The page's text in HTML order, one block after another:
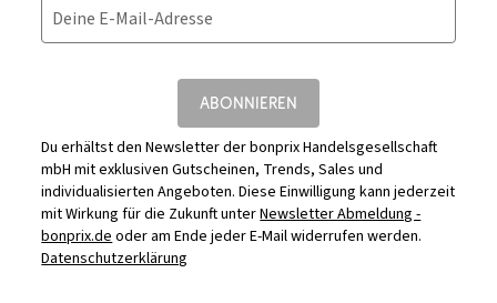
Deine E-Mail-Adresse
ABONNIEREN
Du erhältst den Newsletter der bonprix Handelsgesellschaft
mbH mit exklusiven Gutscheinen, Trends, Sales und
individualisierten Angeboten. Diese Einwilligung kann jederzeit
mit Wirkung für die Zukunft unterNewsletter Abmeldung -
bonprix.deoder am Ende jeder E-Mail widerrufen werden.
Datenschutzerklärung